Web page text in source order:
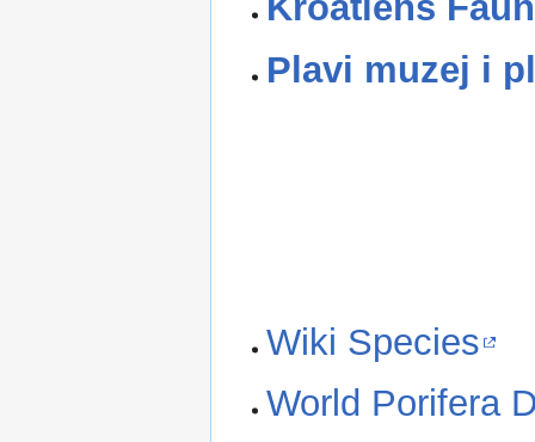
Plavi muzej i
Wiki Species
World Porifera